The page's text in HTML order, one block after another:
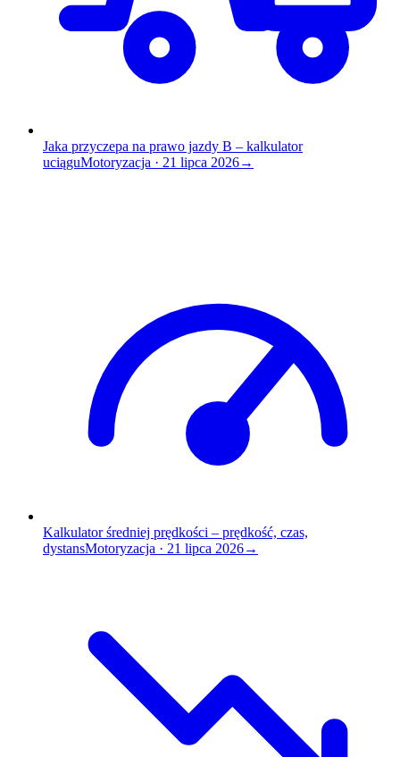
Jaka przyczepa na prawo jazdy B – kalkulator
uciąguMotoryzacja · 21 lipca 2026→
Kalkulator średniej prędkości – prędkość, czas,
dystansMotoryzacja · 21 lipca 2026→